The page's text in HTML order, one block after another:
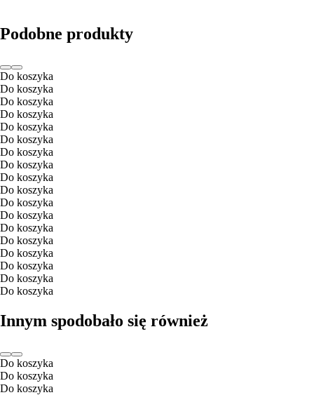
Podobne produkty
Do koszyka
Do koszyka
Do koszyka
Do koszyka
Do koszyka
Do koszyka
Do koszyka
Do koszyka
Do koszyka
Do koszyka
Do koszyka
Do koszyka
Do koszyka
Do koszyka
Do koszyka
Do koszyka
Do koszyka
Do koszyka
Innym spodobało się również
Do koszyka
Do koszyka
Do koszyka